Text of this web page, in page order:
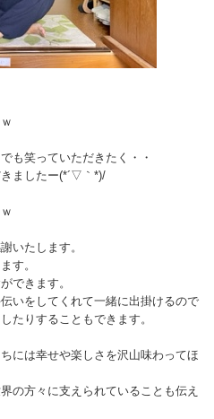
も笑っていただきたく・・
ましたー(*´▽｀*)/
いたします。
す。
できます。
いをしてくれて一緒に出掛けるので
たりすることもできます。
には幸せや楽しさを沢山味わってほ
の方々に支えられていることも伝え